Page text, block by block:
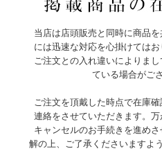
当店は店頭販売と同時に商品
には迅速な対応を心掛けては
ご注文との入れ違いによりま
ている場合がござ
ご注文を頂戴した時点で在庫
連絡をさせていただきます。
キャンセルのお手続きを進め
解の上、ご了承くださいますよ